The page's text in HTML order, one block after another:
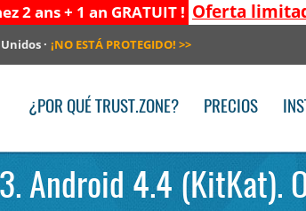
2 ans + 1 an GRATUIT ! Oferta
· ¡NO ESTÁ PROTEGIDO! >>
¿POR QUÉ TRUST.ZONE? PRECIOS
Android 4.4 (KitKat).